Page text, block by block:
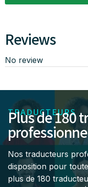
Reviews
No review
TRADUCTEURS
Plus de 180
Nos traducteurs
disposition pour
plus de 180